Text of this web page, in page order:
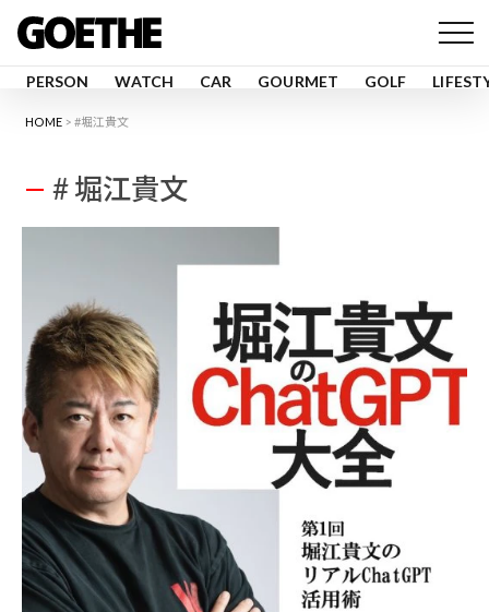
PERSON WATCH CAR GOURMET GOLF
HOME #堀江貴文
# 堀江貴文